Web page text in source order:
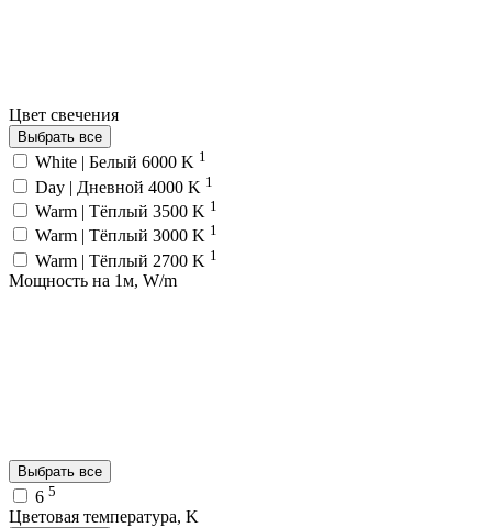
Цвет свечения
Выбрать все
White | Белый 6000 K 1
Day | Дневной 4000 K 1
Warm | Тёплый 3500 K 1
Warm | Тёплый 3000 K 1
Warm | Тёплый 2700 K 1
Мощность на 1м, W/m
Выбрать все
6 5
Цветовая температура, K